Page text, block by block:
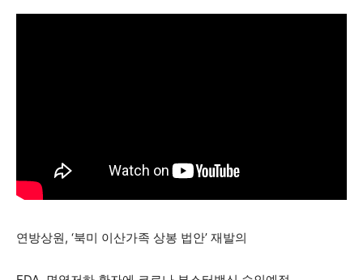
연방상원, ‘북미 이산가족 상봉 법안’ 재발의